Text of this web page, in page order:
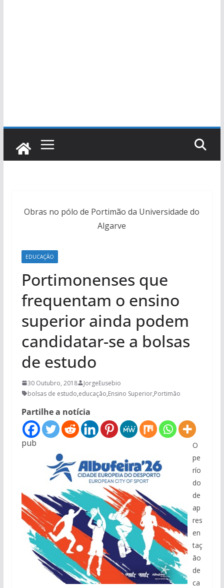
Obras no pólo de Portimão da Universidade do
Algarve
EDUCAÇÃO
Portimonenses que
frequentam o ensino
superior ainda podem
candidatar-se a bolsas
de estudo
30 Outubro, 2018
JorgeEusebio
bolsas de estudo,educação,Ensino Superior,Portimão
Partilhe a notícia
pub
O
pe
río
do
de
ap
res
en
taç
ão
de
ca